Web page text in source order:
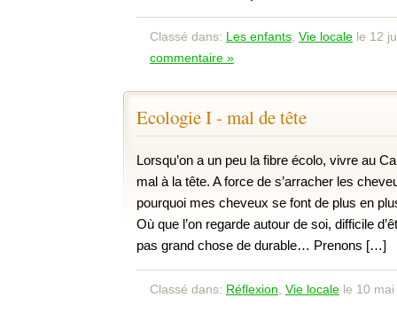
Classé dans: Les enfants, Vie locale le 12
commentaire »
Ecologie I - mal de tête
Lorsqu’on a un peu la fibre écolo, vivre au
mal à la tête. A force de s’arracher les
pourquoi mes cheveux se font de plus en
Où que l’on regarde autour de soi, difficile
pas grand chose de durable… Prenons […]
Classé dans: Réflexion, Vie locale le 10